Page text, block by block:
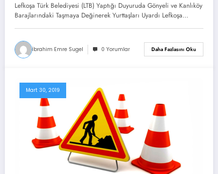
Lefkoşa Türk Belediyesi (LTB) Yaptığı Duyuruda Gönyeli ve Kanlıköy
Barajlarındaki Taşmaya Değinerek Yurttaşları Uyardı Lefkoşa…
İbrahim Emre Sugel 0 Yorumlar Daha Fazlasını Oku
Mart 30, 2019